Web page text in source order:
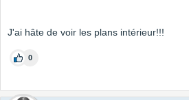
J'ai hâte de voir les plans intérieur!!!
0